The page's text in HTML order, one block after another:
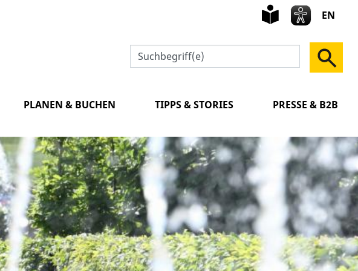
EN
PLANEN & BUCHEN TIPPS & STORIES PRESSE & B2B